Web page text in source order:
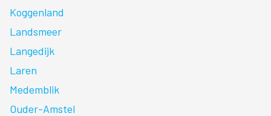
Koggenland
Landsmeer
Langedijk
Laren
Medemblik
Ouder-Amstel